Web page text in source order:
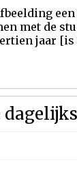
met de
jaar [is